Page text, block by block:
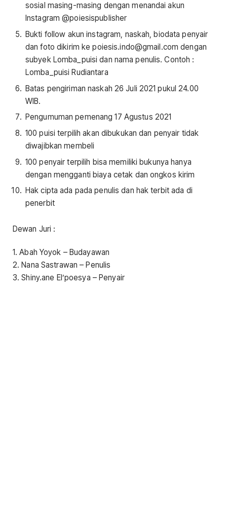
sosial masing-masing dengan menandai akun
Instagram @poiesispublisher
Bukti follow akun instagram, naskah, biodata penyair
dan foto dikirim ke poiesis.indo@gmail.com dengan
subyek Lomba_puisi dan nama penulis. Contoh :
Lomba_puisi Rudiantara
Batas pengiriman naskah 26 Juli 2021 pukul 24.00
WIB.
Pengumuman pemenang 17 Agustus 2021
100 puisi terpilih akan dibukukan dan penyair tidak
diwajibkan membeli
100 penyair terpilih bisa memiliki bukunya hanya
dengan mengganti biaya cetak dan ongkos kirim
Hak cipta ada pada penulis dan hak terbit ada di
penerbit
Dewan Juri :
1. Abah Yoyok – Budayawan
2. Nana Sastrawan – Penulis
3. Shiny.ane El’poesya – Penyair